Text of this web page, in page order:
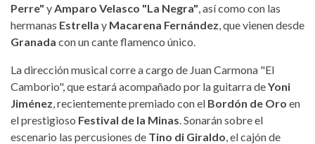
Perre" yAmparo Velasco "La Negra", así como con las
hermanas Estrella y Macarena Fernández, que vienen desde
Granada con un cante flamenco único.
La dirección musical corre a cargo de Juan Carmona "El
Camborio", que estará acompañado por la guitarra deYoni
Jiménez, recientemente premiado con el Bordón de Oro en
el prestigioso Festival de la Minas. Sonarán sobre el
escenario las percusiones de Tino di Giraldo, el cajón de